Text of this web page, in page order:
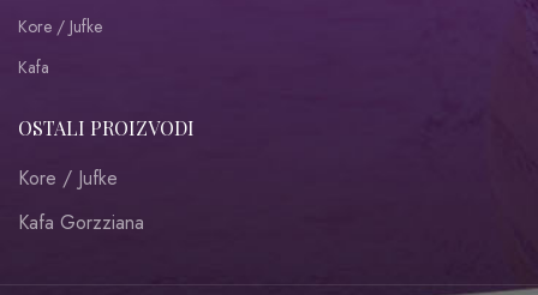
Kore / Jufke
Kafa
OSTALI PROIZVODI
Kore / Jufke
Kafa Gorzziana